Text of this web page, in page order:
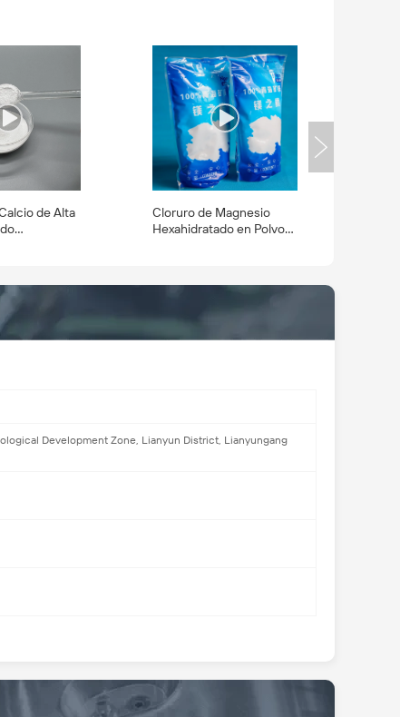
de Alta
Cloruro de Magnesio
Hexahidratado en Polvo
Development Zone, Lianyun District, Lianyungang